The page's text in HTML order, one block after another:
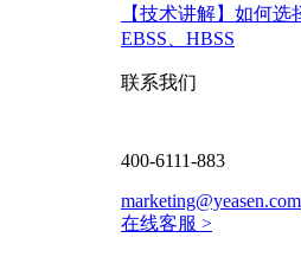
【技术讲解】 如何选
EBSS、HBSS
联系我们
400-6111-883
marketing@yeasen.com
在线客服 >